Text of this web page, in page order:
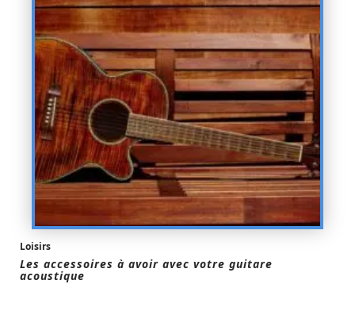
Loisirs
Les accessoires à avoir avec votre guitare
acoustique